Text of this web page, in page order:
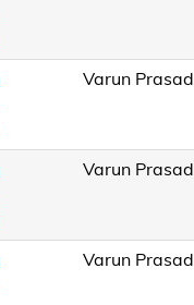
Varun Prasad
Varun Prasad
Varun Prasad